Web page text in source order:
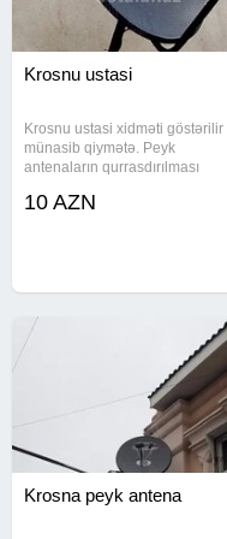
Gənclik
Memar əcəmi
Mikrarayon
Alatava
Xutor
Azdlıq
Ulduz
Nəriman nərimanov
Elmlər akademiyası
Badamdar
Krosnu ustasi
Krosnu ustasi xidməti göstərilir
münasib qiymətə. Peyk
antenaların qurrasdırılması
Krosnu antena ustasi Kanalların
10 AZN
Krosna peyk antena